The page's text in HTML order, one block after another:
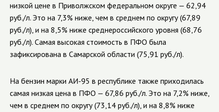
низкой цене в Приволжском федеральном округе — 62,94
руб./л. Это на 7,3% ниже, чем в среднем по округу (67,89
руб./л), и на 8,5% ниже среднероссийского уровня (68,76
руб./л). Самая высокая стоимость в ПФО была
зафиксирована в Самарской области (75,91 руб./л).
На бензин марки АИ-95 в республике также приходилась
самая низкая цена в ПФО — 67,86 руб./л. Это на 7,2% ниже,
чем в среднем по округу (73,14 руб./л), и на 8,8% ниже